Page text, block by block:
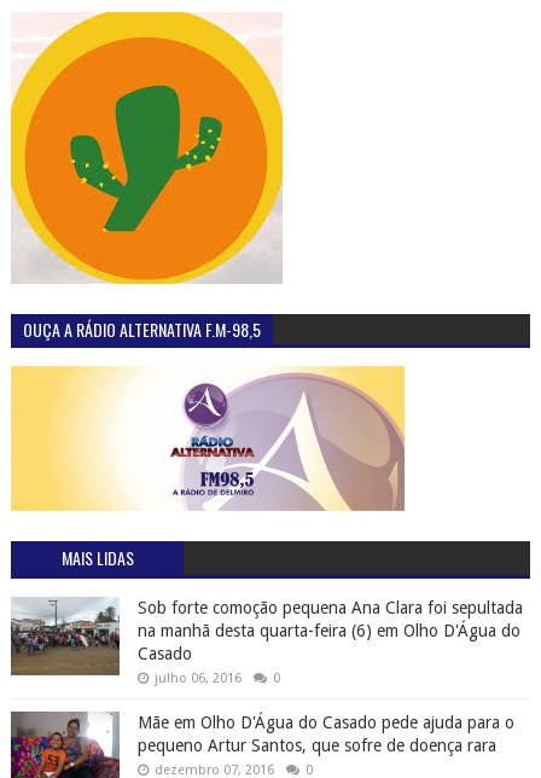
OUÇA A RÁDIO ALTERNATIVA F.M-98,5
MAIS LIDAS
Sob forte comoção pequena Ana Clara foi sepultada
na manhã desta quarta-feira (6) em Olho D'Água do
Casado
julho 06, 2016 0
Mãe em Olho D'Água do Casado pede ajuda para o
pequeno Artur Santos, que sofre de doença rara
dezembro 07, 2016 0